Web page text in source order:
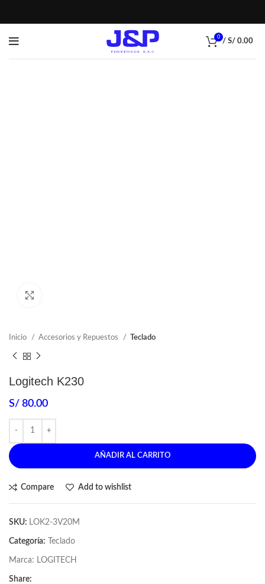
0
/ S/ 0.00
Inicio Accesorios y Repuestos Teclado
Logitech K230
S/ 80.00
AÑADIR AL CARRITO
Compare Add to wishlist
SKU: LOK2-3V20M
Categoría: Teclado
Marca: LOGITECH
Share: